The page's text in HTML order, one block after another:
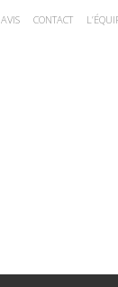
AVIS CONTACT